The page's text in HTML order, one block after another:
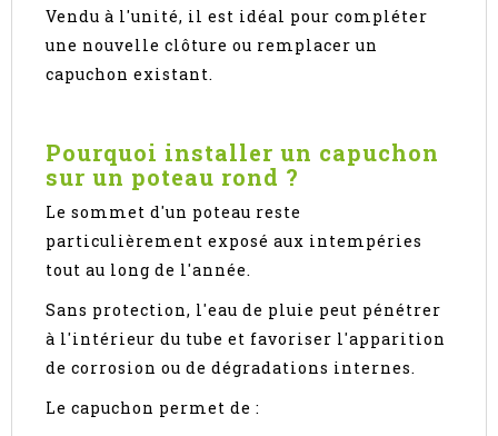
Vendu à l'unité, il est idéal pour compléter
une nouvelle clôture ou remplacer un
capuchon existant.
Pourquoi installer un capuchon
sur un poteau rond ?
Le sommet d'un poteau reste
particulièrement exposé aux intempéries
tout au long de l'année.
Sans protection, l'eau de pluie peut pénétrer
à l'intérieur du tube et favoriser l'apparition
de corrosion ou de dégradations internes.
Le capuchon permet de :